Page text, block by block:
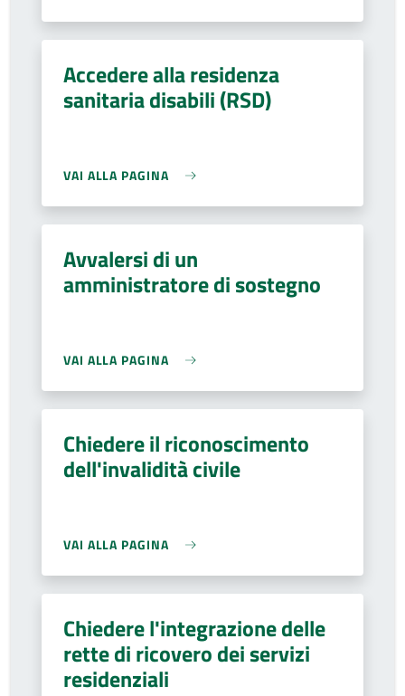
Accedere alla residenza
sanitaria disabili (RSD)
VAI ALLA PAGINA
Avvalersi di un
amministratore di sostegno
VAI ALLA PAGINA
Chiedere il riconoscimento
dell'invalidità civile
VAI ALLA PAGINA
Chiedere l'integrazione delle
rette di ricovero dei servizi
residenziali